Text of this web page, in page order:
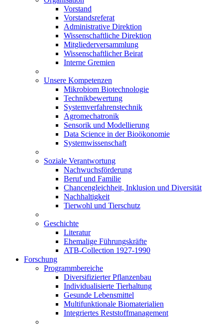
Vorstand
Vorstandsreferat
Administrative Direktion
Wissenschaftliche Direktion
Mitgliederversammlung
Wissenschaftlicher Beirat
Interne Gremien
Unsere Kompetenzen
Mikrobiom Biotechnologie
Technikbewertung
Systemverfahrenstechnik
Agromechatronik
Sensorik und Modellierung
Data Science in der Bioökonomie
Systemwissenschaft
Soziale Verantwortung
Nachwuchsförderung
Beruf und Familie
Chancengleichheit, Inklusion und Diversität
Nachhaltigkeit
Tierwohl und Tierschutz
Geschichte
Literatur
Ehemalige Führungskräfte
ATB-Collection 1927-1990
Forschung
Programmbereiche
Diversifizierter Pflanzenbau
Individualisierte Tierhaltung
Gesunde Lebensmittel
Multifunktionale Biomaterialien
Integriertes Reststoffmanagement